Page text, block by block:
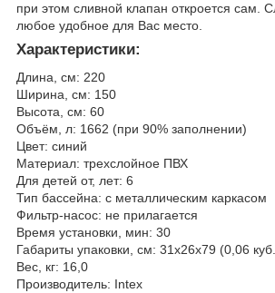
при этом сливной клапан откроется сам.
любое удобное для Вас место.
Характеристики:
Длина, см: 220
Ширина, см: 150
Высота, см: 60
Объём, л: 1662 (при 90% заполнении)
Цвет: синий
Материал: трехслойное ПВХ
Для детей от, лет: 6
Тип бассейна: с металлическим каркасом
Фильтр-насос: не прилагается
Время установки, мин: 30
Габариты упаковки, см: 31х26х79 (0,06
Вес, кг: 16,0
Производитель: Intex